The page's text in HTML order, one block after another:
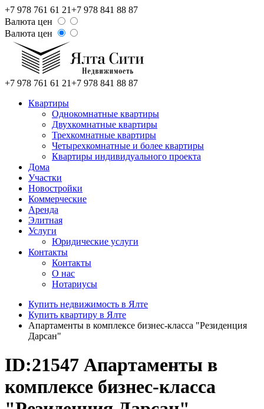
+7 978 761 61 21+7 978 841 88 87
Валюта цен
Валюта цен
+7 978 761 61 21+7 978 841 88 87
Квартиры
Однокомнатные квартиры
Двухкомнатные квартиры
Трехкомнатные квартиры
Четырехкомнатные и более квартиры
Квартиры индивидуального проекта
Дома
Участки
Новостройки
Коммерческие
Аренда
Элитная
Услуги
Юридические услуги
Контакты
Контакты
О нас
Нотариусы
Купить недвижимость в Ялте
Купить квартиру в Ялте
Апартаменты в комплексе бизнес-класса "Резиденция
Дарсан"
ID:21547 Апартаменты в
комплексе бизнес-класса